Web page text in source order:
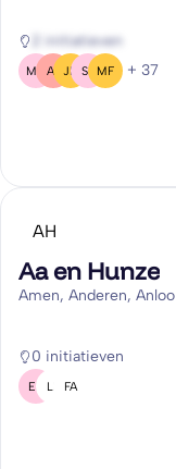
2 initiatieven
MH AS JH SR MF + 37
AH
Aa en Hunze
Amen, Anderen, Anloo
0 initiatieven
EP LB FA